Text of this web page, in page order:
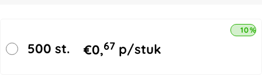
500 st. €0,67 p/stuk
10%